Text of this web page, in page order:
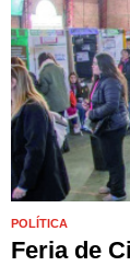
POLÍTICA
Feria de